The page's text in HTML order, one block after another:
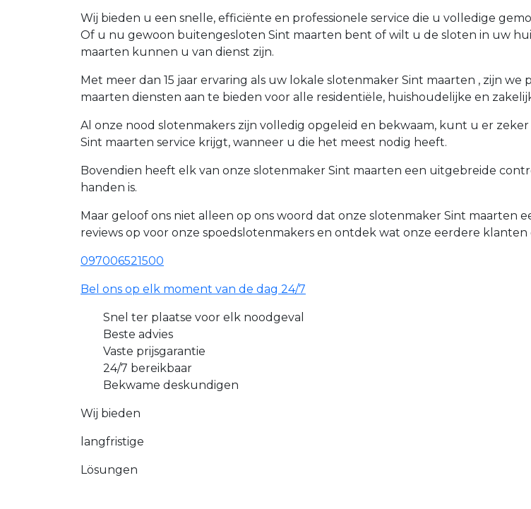
Wij bieden u een snelle, efficiënte en professionele service die u volledige
Of u nu gewoon buitengesloten Sint maarten bent of wilt u de sloten in uw
maarten kunnen u van dienst zijn.
Met meer dan 15 jaar ervaring als uw lokale slotenmaker Sint maarten , zijn
maarten diensten aan te bieden voor alle residentiële, huishoudelijke en
Al onze nood slotenmakers zijn volledig opgeleid en bekwaam, kunt u er
Sint maarten service krijgt, wanneer u die het meest nodig heeft.
Bovendien heeft elk van onze slotenmaker Sint maarten een uitgebreide
handen is.
Maar geloof ons niet alleen op ons woord dat onze slotenmaker Sint maarten
reviews op voor onze spoedslotenmakers en ontdek wat onze eerdere
097006521500
Bel ons op elk moment van de dag 24/7
Snel ter plaatse voor elk noodgeval
Beste advies
Vaste prijsgarantie
24/7 bereikbaar
Bekwame deskundigen
Wij bieden
langfristige
Lösungen